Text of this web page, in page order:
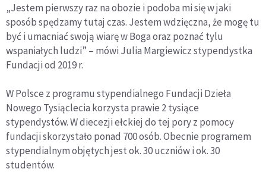
„Jestem pierwszy raz na obozie i podoba mi się w jaki
sposób spędzamy tutaj czas. Jestem wdzięczna, że mogę tu
być i umacniać swoją wiarę w Boga oraz poznać tylu
wspaniałych ludzi” – mówi Julia Margiewicz stypendystka
Fundacji od 2019 r.
W Polsce z programu stypendialnego Fundacji Dzieła
Nowego Tysiąclecia korzysta prawie 2 tysiące
stypendystów. W diecezji ełckiej do tej pory z pomocy
fundacji skorzystało ponad 700 osób. Obecnie programem
stypendialnym objętych jest ok. 30 uczniów i ok. 30
studentów.